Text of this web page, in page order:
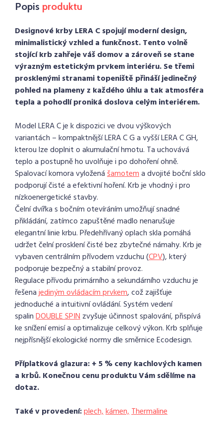
Popis produktu
Designové krby LERA C spojují moderní design,
minimalistický vzhled a funkčnost. Tento volně
stojící krb zahřeje váš domov a zároveň se stane
výrazným estetickým prvkem interiéru. Se třemi
prosklenými stranami topeniště přináší jedinečný
pohled na plameny z každého úhlu a tak atmosféra
tepla a pohodlí proniká doslova celým interiérem.
Model LERA C je k dispozici ve dvou výškových
variantách – kompaktnější LERA C G a vyšší LERA C GH,
kterou lze doplnit o akumulační hmotu. Ta uchovává
teplo a postupně ho uvolňuje i po dohoření ohně.
Spalovací komora vyloženášamotema dvojité boční sklo
podporují čisté a efektivní hoření. Krb je vhodný i pro
nízkoenergetické stavby.
Čelní dvířka s bočním otevíráním umožňují snadné
přikládání, zatímco zapuštěné madlo nenarušuje
elegantní linie krbu. Předehřívaný oplach skla pomáhá
udržet čelní prosklení čisté bez zbytečné námahy. Krb je
vybaven centrálním přívodem vzduchu (CPV), který
podporuje bezpečný a stabilní provoz.
Regulace přívodu primárního a sekundárního vzduchu je
řešenajediným ovládacím prvkem, což zajišťuje
jednoduché a intuitivní ovládání. Systém vedení
spalinDOUBLE SPINzvyšuje účinnost spalování, přispívá
ke snížení emisí a optimalizuje celkový výkon. Krb splňuje
nejpřísnější ekologické normy dle směrnice Ecodesign.
Příplatková glazura: + 5 % ceny kachlových kamen
a krbů. Konečnou cenu produktu Vám sdělíme na
dotaz.
Také v provedení:plech,kámen,Thermaline